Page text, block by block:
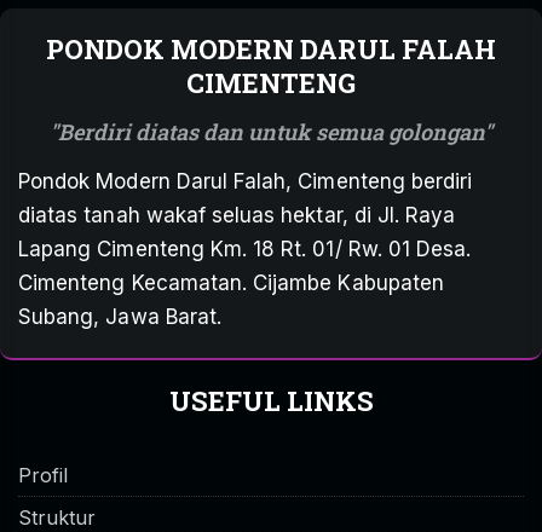
PONDOK MODERN DARUL FALAH
CIMENTENG
Berdiri diatas dan untuk semua golongan
Pondok Modern Darul Falah, Cimenteng berdiri
diatas tanah wakaf seluas hektar, di Jl. Raya
Lapang Cimenteng Km. 18 Rt. 01/ Rw. 01 Desa.
Cimenteng Kecamatan. Cijambe Kabupaten
Subang, Jawa Barat.
USEFUL LINKS
Profil
Struktur